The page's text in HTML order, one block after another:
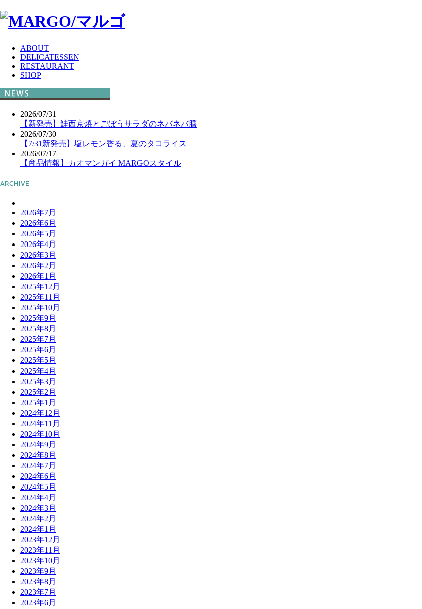
ABOUT
DELICATESSEN
RESTAURANT
SHOP
2026/07/31
【新発売】鮭西京焼とごぼうサラダのネバネバ膳
2026/07/30
【7/31新発売】塩レモン香る、夏のタコライス
2026/07/17
【商品情報】カオマンガイ MARGOスタイル
2026年7月
2026年6月
2026年5月
2026年4月
2026年3月
2026年2月
2026年1月
2025年12月
2025年11月
2025年10月
2025年9月
2025年8月
2025年7月
2025年6月
2025年5月
2025年4月
2025年3月
2025年2月
2025年1月
2024年12月
2024年11月
2024年10月
2024年9月
2024年8月
2024年7月
2024年6月
2024年5月
2024年4月
2024年3月
2024年2月
2024年1月
2023年12月
2023年11月
2023年10月
2023年9月
2023年8月
2023年7月
2023年6月